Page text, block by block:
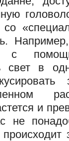
с
свет в
и